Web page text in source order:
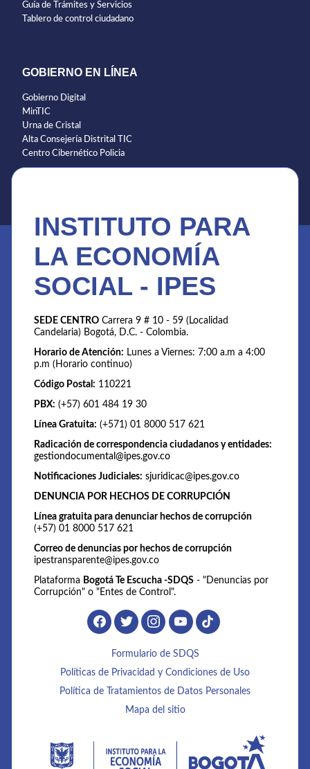
Guía de Trámites y Servicios
Tablero de control ciudadano
GOBIERNO EN LÍNEA
Gobierno Digital
MinTIC
Urna de Cristal
Alta Consejería Distrital TIC
Centro Cibernético Policia
INSTITUTO PARA
LA ECONOMÍA
SOCIAL - IPES
SEDE CENTRO Carrera 9 # 10 - 59 (Localidad
Candelaria) Bogotá, D.C. - Colombia.
Horario de Atención: Lunes a Viernes: 7:00 a.m a 4:00
p.m (Horario continuo)
Código Postal: 110221
PBX: (+57) 601 484 19 30
Línea Gratuita: (+571) 01 8000 517 621
Radicación de correspondencia ciudadanos y entidades:
gestiondocumental@ipes.gov.co
Notificaciones Judiciales: sjuridicac@ipes.gov.co
DENUNCIA POR HECHOS DE CORRUPCIÓN
Línea gratuita para denunciar hechos de corrupción
(+57) 01 8000 517 621
Correo de denuncias por hechos de corrupción
ipestransparente@ipes.gov.co
Plataforma Bogotá Te Escucha -SDQS - "Denuncias por
Corrupción" o "Entes de Control".
Formulario de SDQS
Políticas de Privacidad y Condiciones de Uso
Política de Tratamientos de Datos Personales
Mapa del sitio